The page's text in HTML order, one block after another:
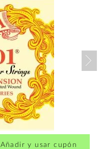
Añadir y usar cupón